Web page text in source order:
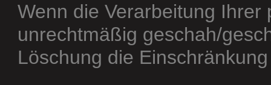
Wenn die Verarbeitung
unrechtmäßig geschah/
Löschung die